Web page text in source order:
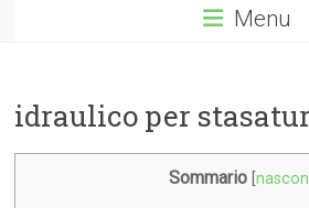
Menu
idraulico per
Sommario